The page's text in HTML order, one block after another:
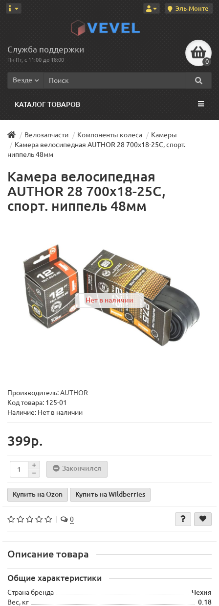
Эль-Монте
Служба поддержки
Пн-Пт, с 11:00 до 18:00 0
Везде
КАТАЛОГ ТОВАРОВ
Велозапчасти Компоненты колеса
Камеры
Камера велосипедная AUTHOR 28 700х18-25C, спорт.
ниппель 48мм
Камера велосипедная
AUTHOR 28 700х18-25C,
спорт. ниппель 48мм
Нет в наличии
Производитель:AUTHOR
Код товара: 125-01
Наличие: Нет в наличии
399р.
Закончился
Купить на Ozon Купить на Wildberries
0
Описание товара
Общие характеристики
Страна бренда
Чехия
Вес, кг
0.18